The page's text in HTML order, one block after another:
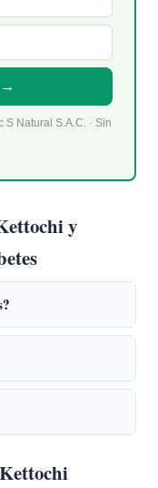
→
S Natural S.A.C. · Sin
y